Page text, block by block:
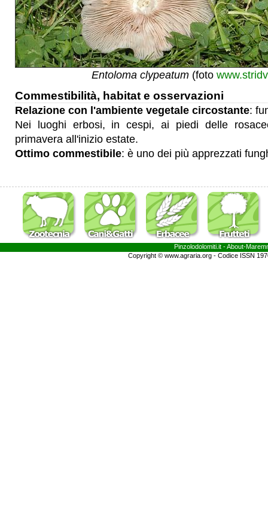
Entoloma clypeatum(foto
Commestibilità, habitat e osservazioni
Relazione con l'ambiente vegetale circostante:
Nei luoghi erbosi, in cespi, ai piedi delle
primavera all'inizio estate.
Ottimo commestibile: è uno dei più apprezzati
Pinzolodolomiti.it - About-
Copyright © www.agraria.org - Codice ISSN